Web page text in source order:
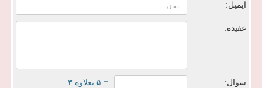
ایمیل:
عقیده:
سوال: = ۵ بعلاوه ۳